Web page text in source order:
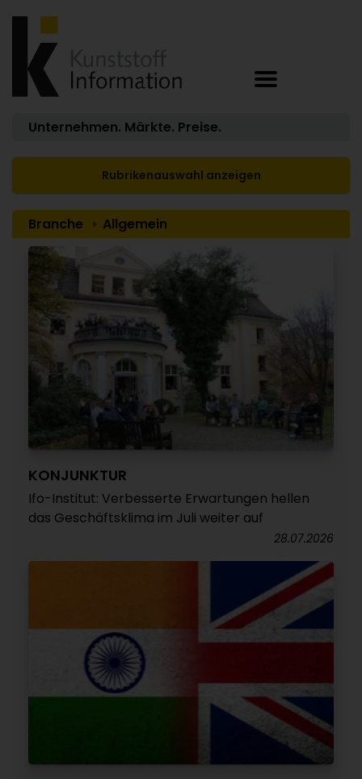
Unternehmen. Märkte. Preise.
Rubrikenauswahl anzeigen
Branche Allgemein
KONJUNKTUR
Ifo-Institut: Verbesserte Erwartungen hellen
das Geschäftsklima im Juli weiter auf
28.07.2026